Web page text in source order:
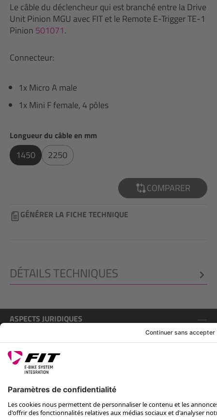
Le câble du déclencheur qui est branché entre la Drive
Unit Pinion MGU avec FIT et le Remote E-Trigger TE-1
Pinion 501071.
Connecteur:
1x Micro A male
1x Mini F female, 4 pôles
Sélectionnez
Longueur du câble en mm
1450 2250
COMPARER
GÉNÉRER LA FICHE TECHNIQUE
DÉTAILS TECHNIQUES
ASPECTS JURIDIQUES
SERVICE
SUIS-NOUS SUR